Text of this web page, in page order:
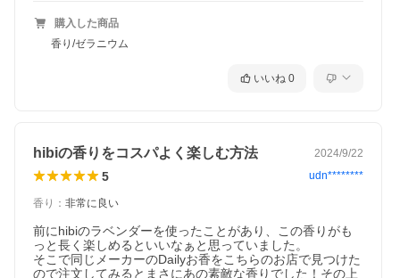
購入した商品
香り/ゼラニウム
いいね 0
hibiの香りをコスパよく楽しむ方法 2024/9/22
5 udn********
香り ： 非常に良い
前にhibiのラベンダーを使ったことがあり、この香りがも
っと長く楽しめるといいなぁと思っていました。
そこで同じメーカーのDailyお香をこちらのお店で見つけた
ので注文してみるとまさにあの素敵な香りでした！その上